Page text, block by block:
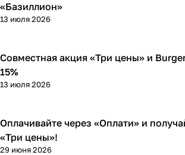
13 июля 2026
«Базиллион»
Кросс-акции
13 июля 2026
Совместная акция «Три цены» и
15%
Кросс-акции
29 июня 2026
Оплачивайте через «Оплати» и
«Три цены»!